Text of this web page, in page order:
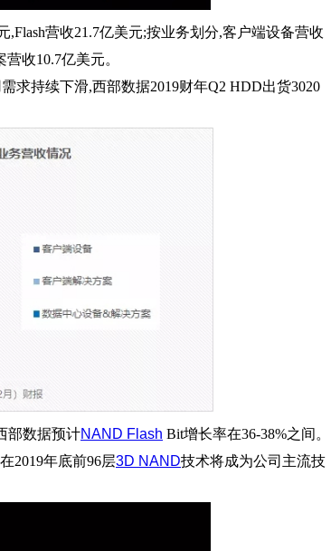
营收21.7亿美元;按业务划分,客户端设备营收
收10.7亿美元。
求持续下滑,西部数据2019财年Q2 HDD出货3020
部数据预计NAND Flash Bit增长率在36-38%之间。
2019年底前96层3D NAND技术将成为公司主流技